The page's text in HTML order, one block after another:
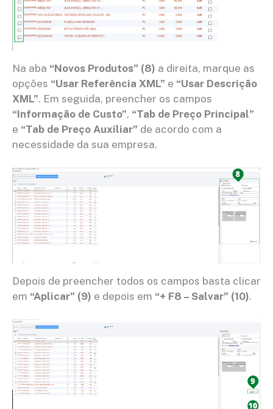
Na aba “Novos Produtos” (8) a direita, marque as
opções “Usar Referência XML” e “Usar Descrição
XML”. Em seguida, preencher os campos
“Informação de Custo”, “Tab de Preço Principal”
e “Tab de Preço Auxiliar” de acordo com a
necessidade da sua empresa.
Depois de preencher todos os campos basta clicar
em “Aplicar” (9) e depois em “+ F8 – Salvar” (10).